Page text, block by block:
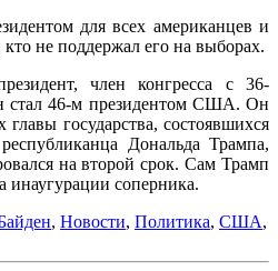
для всех американцев и
кто не поддержал его на выборах.
член конгресса с 36-
стал 46-м президентом США. Он
государства, состоявшихся
Дональда Трампа,
на второй срок. Сам Трамп
инаугурации соперника.
, Новости, Политика, США,